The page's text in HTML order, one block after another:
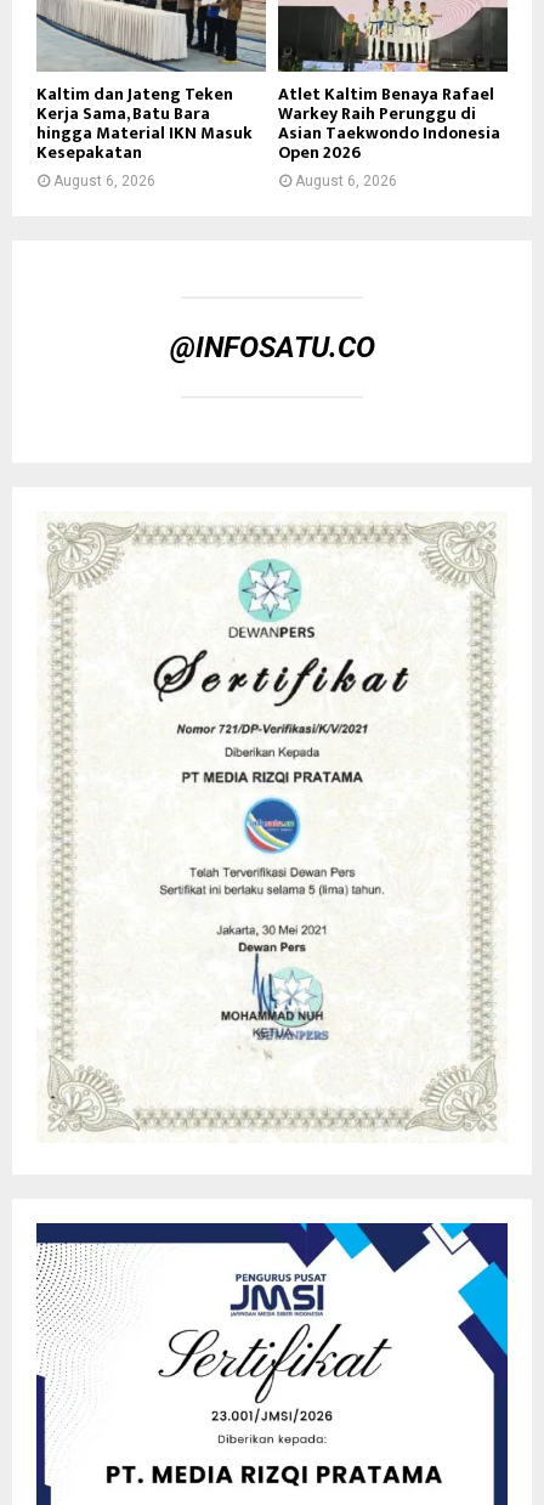
Kaltim dan Jateng Teken
Kerja Sama, Batu Bara
hingga Material IKN Masuk
Kesepakatan
August 6, 2026
Atlet Kaltim Benaya Rafael
Warkey Raih Perunggu di
Asian Taekwondo Indonesia
Open 2026
August 6, 2026
@INFOSATU.CO